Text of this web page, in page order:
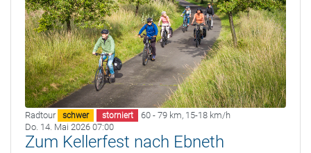
Radtour schwer storniert 60 - 79 km, 15-18 km/h
Do. 14. Mai 2026 07:00
Zum Kellerfest nach Ebneth